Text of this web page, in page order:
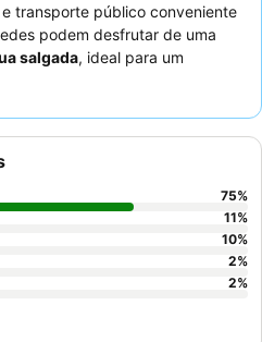
transporte público conveniente
podem desfrutar de uma
salgada, ideal para um
pela sua hospitalidade
do hotel, onde o menu do jantar
experiência mais serena,
para o jardim.
75%
11%
10%
2%
2%